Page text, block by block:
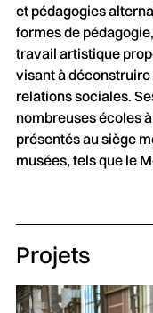
et pédagogies
formes de
travail artistique
visant à
relations sociales.
nombreuses écoles
présentés au siège
musées, tels que le
Projets